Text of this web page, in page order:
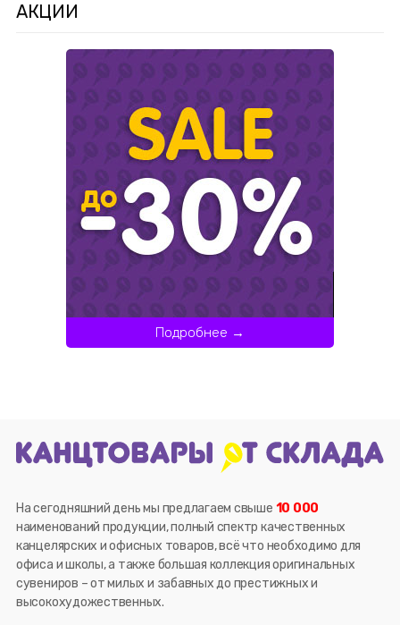
АКЦИИ
Подробнее →
На сегодняшний день мы предлагаем свыше 10 000
наименований продукции, полный спектр качественных
канцелярских и офисных товаров, всё что необходимо для
офиса и школы, а также большая коллекция оригинальных
сувениров – от милых и забавных до престижных и
высокохудожественных.